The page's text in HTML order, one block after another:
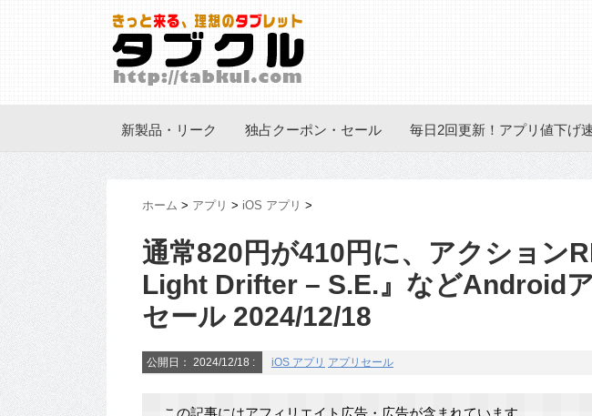
新製品・リーク 独占クーポン・セール 毎日2回更新！アプリ値下げ
ホーム > アプリ > iOS アプリ >
通常820円が410円に、アクション
Light Drifter – S.E.』などAndroid
セール 2024/12/18
公開日： 2024/12/18 : iOS アプリ アプリセール
この記事にはアフィリエイト広告・広告が含まれています。